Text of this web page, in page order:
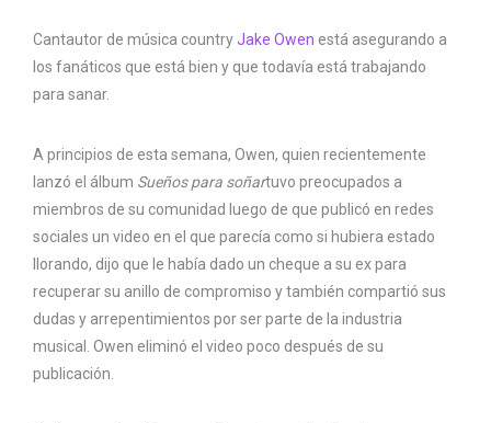
Cantautor de música countryJake Owen está asegurando a
los fanáticos que está bien y que todavía está trabajando
para sanar.
A principios de esta semana, Owen, quien recientemente
lanzó el álbum Sueños para soñartuvo preocupados a
miembros de su comunidad luego de que publicó en redes
sociales un video en el que parecía como si hubiera estado
llorando, dijo que le había dado un cheque a su ex para
recuperar su anillo de compromiso y también compartió sus
dudas y arrepentimientos por ser parte de la industria
musical. Owen eliminó el video poco después de su
publicación.